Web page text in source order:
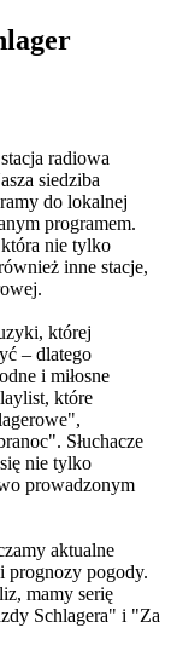
radiowa
siedziba
do lokalnej
programem.
nie tylko
inne stacje,
której
– dlatego
i miłosne
które
Słuchacze
nie tylko
prowadzonym
aktualne
prognozy pogody.
mamy serię
Schlagera" i "Za